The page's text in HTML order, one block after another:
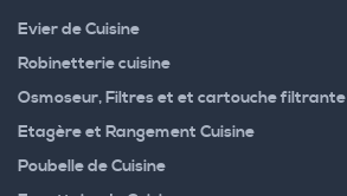
Evier de Cuisine
Robinetterie cuisine
Osmoseur, Filtres et et cartouche filtrante
Etagère et Rangement Cuisine
Poubelle de Cuisine